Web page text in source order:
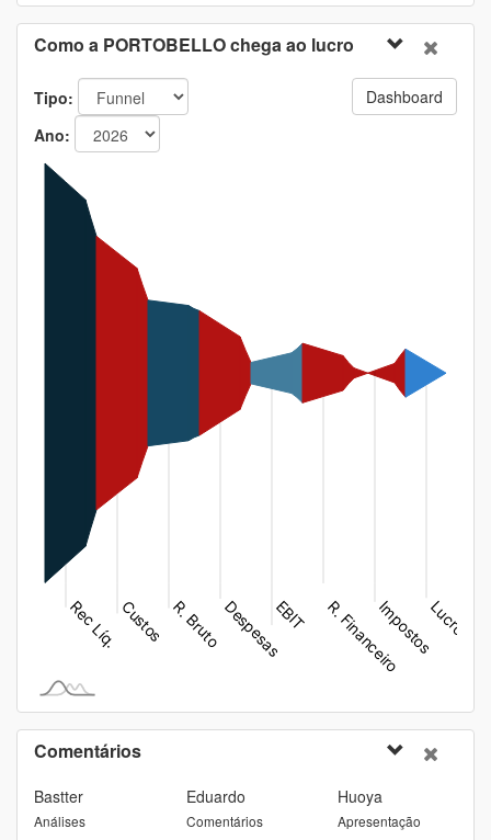
Como a PORTOBELLO chega ao lucro
Tipo:
Ano:
Dashboard
Comentários
Bastter
Análises
Eduardo
Comentários
Huoya
Apresentação